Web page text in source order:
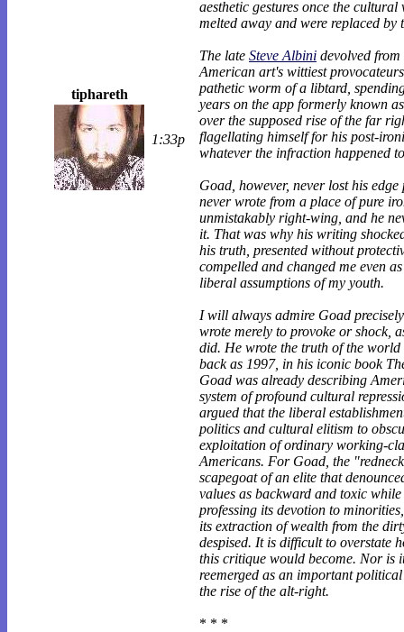
tiphareth
1:33p
aesthetic gestures once the cultural
melted away and were replaced by
The late Steve Albini devolved
American art's wittiest
pathetic worm of a libtard,
years on the app formerly known
over the supposed rise of the far
flagellating himself for his post-
whatever the infraction happened
Goad, however, never lost his edge
never wrote from a place of pure
unmistakably right-wing, and he
it. That was why his writing
his truth, presented without
compelled and changed me even
liberal assumptions of my youth.
I will always admire Goad
wrote merely to provoke or shock,
did. He wrote the truth of the world
back as 1997, in his iconic book
Goad was already describing
system of profound cultural
argued that the liberal
politics and cultural elitism to
exploitation of ordinary working-
Americans. For Goad, the
scapegoat of an elite that
values as backward and toxic
professing its devotion to
its extraction of wealth from the
despised. It is difficult to overstate
this critique would become. Nor is
reemerged as an important
the rise of the alt-right.
* * *